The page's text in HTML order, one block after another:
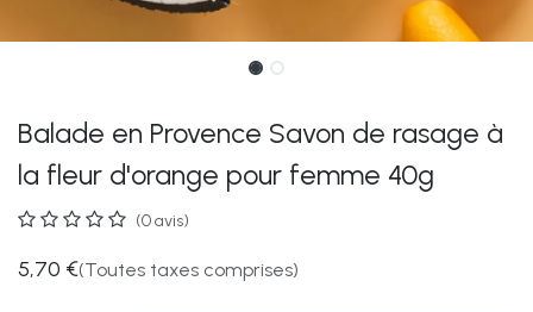
Balade en Provence Savon de rasage à
la fleur d'orange pour femme 40g
(0 avis)
5,70 €(Toutes taxes comprises)